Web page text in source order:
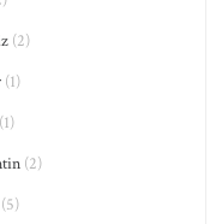
(2)
(1)
(2)
(5)